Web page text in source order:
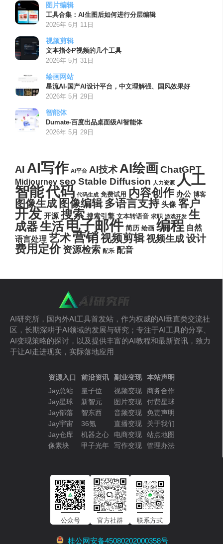
图片编辑
工具合集：AI生图后如何进行分层编辑
2026年 6月 11日
视频剪辑
文本指令P视频的几个工具
2026年 5月 31日
绘画网站
星流AI-国产AI设计平台，中文理解强、国风效果好
2026年 5月 29日
智能体
Dumate-百度出品桌面级AI智能体
2026年 5月 29日
AI AI写作 AI平台 AI技术 AI绘画ChatGPT
Midjourney seo Stable Diffusion 人力资源 人工
智能代码 代码生成 免费试用 内容创作 办公 博客
图像生成 图像编辑 多语言支持 头像 客户
开发 开源 搜索 搜索引擎 文本转语音 求职 游戏开发 生
成器生活电子邮件 简历 绘画 编程 自然
语言处理 艺术营销视频剪辑视频生成设计
费用定价 资源检索 配乐 配音
AI研究所，国内外AI工具首发站，作为权威的AI垂直类交流社
区，长期深耕于AI领域的发展与研究；专注于AI工具的分享、
AI变现策略的探讨，以及提供丰富的AI教程和最新资讯，致力
于让AI走进现实，实际落地应用
资源入口
Jay总站
Jay星球
Jay部落
Jay宇宙
Jay仓库
像素块
前沿资讯
量子位
新智元
智东西
36氪
机器之心
甲子光年
副业变现
视频变现
图片变现
音频变现
直播变现
电商变现
写作变现
本站声明
商务合作
付费星球
免责声明
关于我们
站点地图
管理办法
公众号 官方社群 联系方式
桂公网安备45080202000358号